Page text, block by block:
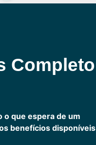
Completo
o que espera de um
benefícios disponíveis